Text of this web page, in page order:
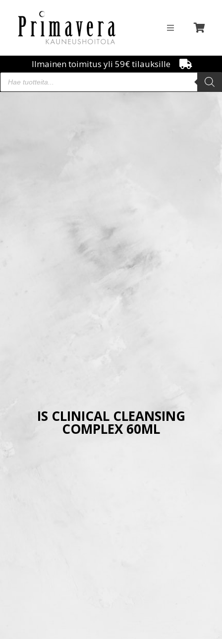
Ilmainen toimitus yli 59€ tilauksille
IS CLINICAL CLEANSING
COMPLEX 60ML